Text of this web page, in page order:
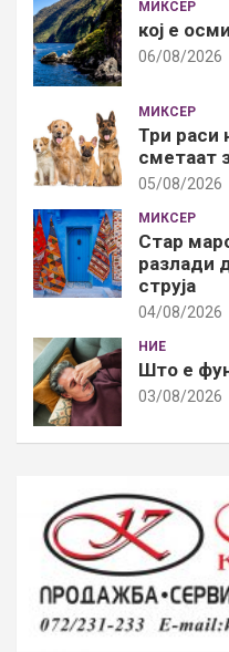
МИКСЕР
кој е
06/08/2026
МИКСЕР
Три раси
сметаат
05/08/2026
МИКСЕР
Стар
разлади
струја
04/08/2026
НИЕ
Што е
03/08/2026